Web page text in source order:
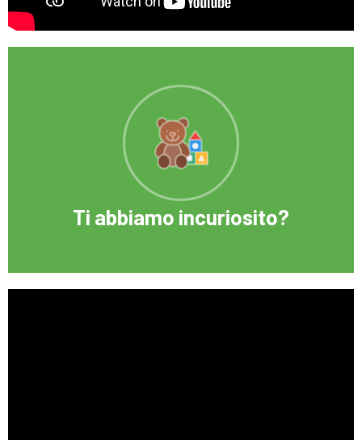
Ti abbiamo incuriosito?
Prenota un incontro con le nostre
insegnanti.
Vieni a conoscerci e visitare la nostra
struttura
Scrivici